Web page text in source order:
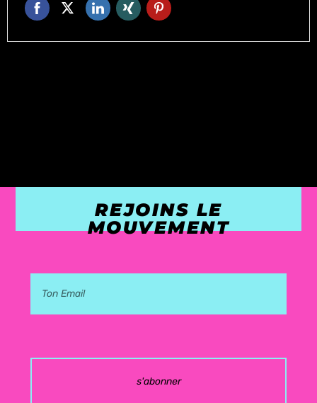
REJOINS LE
MOUVEMENT
s'abonner